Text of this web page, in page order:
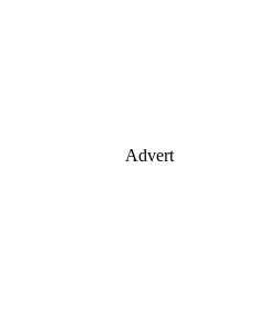
Advert